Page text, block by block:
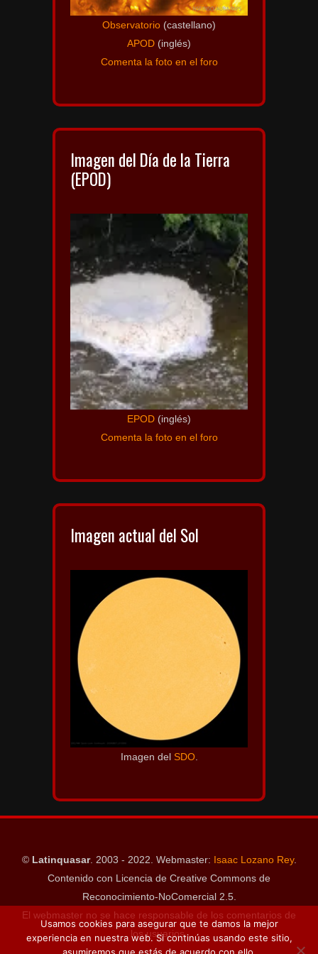
Observatorio (castellano)
APOD (inglés)
Comenta la foto en el foro
Imagen del Día de la Tierra
(EPOD)
EPOD (inglés)
Comenta la foto en el foro
Imagen actual del Sol
Imagen del SDO.
© Latinquasar. 2003 - 2022. Webmaster: Isaac Lozano Rey.
Contenido con Licencia de Creative Commons de
Reconocimiento-NoComercial 2.5.
El webmaster no se hace responsable de los comentarios de
los usuarios.
Usamos cookies para asegurar que te damos la mejor
experiencia en nuestra web. Si continúas usando este sitio,